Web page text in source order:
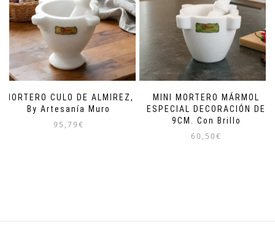
MORTERO CULO DE ALMIREZ,
By Artesanía Muro
95,79€
MINI MORTERO MÁRMOL
ESPECIAL DECORACIÓN DE
9CM. Con Brillo
60,50€